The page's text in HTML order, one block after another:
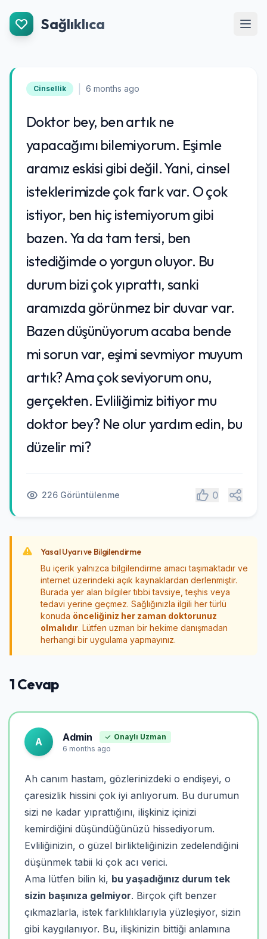
İçeriğe Git
Sağlıklıca
Cinsellik 6 months ago
Doktor bey, ben artık ne
yapacağımı bilemiyorum. Eşimle
aramız eskisi gibi değil. Yani, cinsel
isteklerimizde çok fark var. O çok
istiyor, ben hiç istemiyorum gibi
bazen. Ya da tam tersi, ben
istediğimde o yorgun oluyor. Bu
durum bizi çok yıprattı, sanki
aramızda görünmez bir duvar var.
Bazen düşünüyorum acaba bende
mi sorun var, eşimi sevmiyor muyum
artık? Ama çok seviyorum onu,
gerçekten. Evliliğimiz bitiyor mu
doktor bey? Ne olur yardım edin, bu
düzelir mi?
226 Görüntülenme 0 Paylaş
Yasal Uyarı ve Bilgilendirme
Bu içerik yalnızca bilgilendirme amacı taşımaktadır ve
internet üzerindeki açık kaynaklardan derlenmiştir.
Burada yer alan bilgiler tıbbi tavsiye, teşhis veya
tedavi yerine geçmez. Sağlığınızla ilgili her türlü
konuda önceliğiniz her zaman doktorunuz
olmalıdır. Lütfen uzman bir hekime danışmadan
herhangi bir uygulama yapmayınız.
1 Cevap
A Admin
Onaylı Uzman
6 months ago
Ah canım hastam, gözlerinizdeki o endişeyi, o
çaresizlik hissini çok iyi anlıyorum. Bu durumun
sizi ne kadar yıprattığını, ilişkiniz içinizi
kemirdiğini düşündüğünüzü hissediyorum.
Evliliğinizin, o güzel birlikteliğinizin zedelendiğini
düşünmek tabii ki çok acı verici.
Ama lütfen bilin ki, bu yaşadığınız durum tek
sizin başınıza gelmiyor. Birçok çift benzer
çıkmazlarla, istek farklılıklarıyla yüzleşiyor, sizin
gibi kaygılanıyor. Bu, ilişkinizin bittiği anlamına